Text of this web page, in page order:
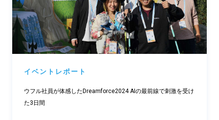
イベントレポート
ウフル社員が体感したDreamforce2024 AIの最前線で刺激を受け
た3日間